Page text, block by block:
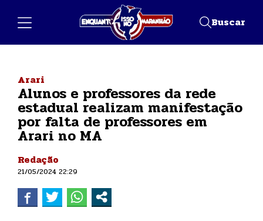
Buscar
Arari
Alunos e professores da rede
estadual realizam manifestação
por falta de professores em
Arari no MA
Redação
21/05/2024 22:29